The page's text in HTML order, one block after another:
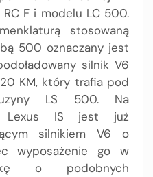
F i modelu LC 500.
stosowaną
500 oznaczany jest
silnik V6
KM, który trafia pod
LS 500. Na
Lexus IS jest już
silnikiem V6 o
wyposażenie go w
o podobnych